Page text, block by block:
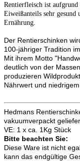
Rentierfleisch ist aufgrund
Eiweißanteils sehr gesund
Ernährung.
Der Rentierschinken
100-jähriger Tradition
Mit ihrem Motto
deutlich von der
produzieren
Nährwert und
Hedmans
vakuumverpackt
VE: 1 x ca. 1Kg Stück
Bitte beachten Sie:
Diese Ware ist nicht
kann das endgültige